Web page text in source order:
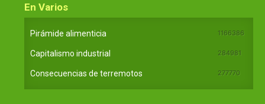
En Varios
Pirámide alimenticia 1166386
Capitalismo industrial 284981
Consecuencias de terremotos 277770